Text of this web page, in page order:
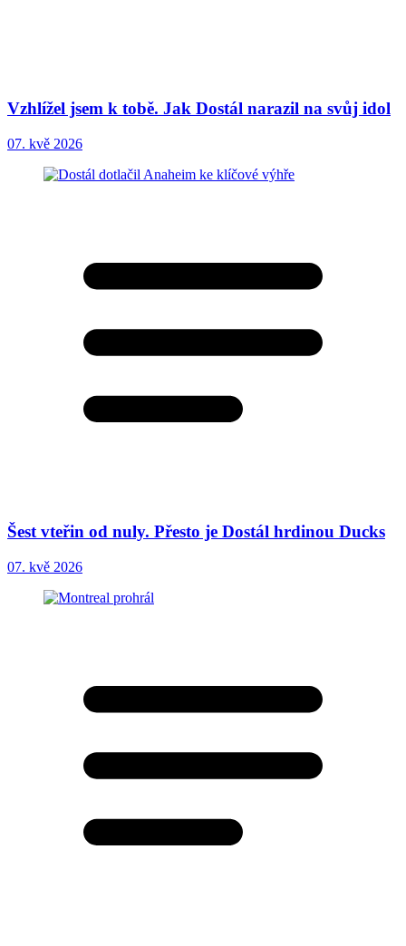
Vzhlížel jsem k tobě. Jak Dostál narazil na svůj idol
07. kvě 2026
Šest vteřin od nuly. Přesto je Dostál hrdinou Ducks
07. kvě 2026